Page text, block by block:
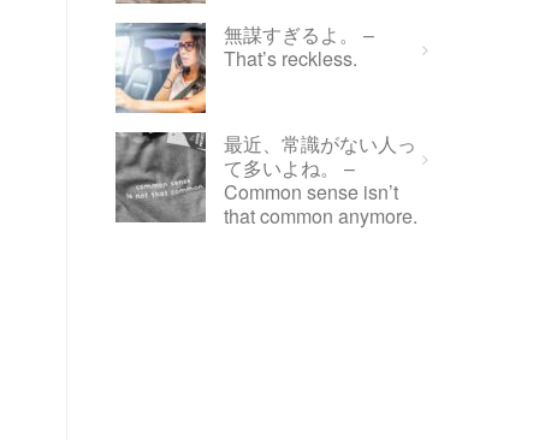
無謀すぎるよ。 –
That’s reckless.
最近、常識がない人っ
て多いよね。 –
Common sense isn’t
that common anymore.